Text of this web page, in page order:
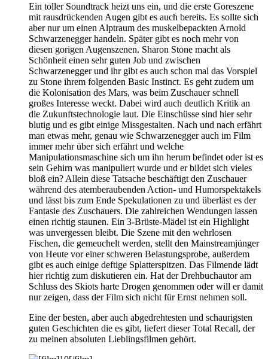
Ein toller Soundtrack heizt uns ein, und die erste Goreszene
mit rausdrückenden Augen gibt es auch bereits. Es sollte sich
aber nur um einen Alptraum des muskelbepackten Arnold
Schwarzenegger handeln. Später gibt es noch mehr von
diesen gorigen Augenszenen. Sharon Stone macht als
Schönheit einen sehr guten Job und zwischen
Schwarzenegger und ihr gibt es auch schon mal das Vorspiel
zu Stone ihrem folgenden Basic Instinct. Es geht zudem um
die Kolonisation des Mars, was beim Zuschauer schnell
großes Interesse weckt. Dabei wird auch deutlich Kritik an
die Zukunftstechnologie laut. Die Einschüsse sind hier sehr
blutig und es gibt einige Missgestalten. Nach und nach erfährt
man etwas mehr, genau wie Schwarzenegger auch im Film
immer mehr über sich erfährt und welche
Manipulationsmaschine sich um ihn herum befindet oder ist es
sein Gehirn was manipuliert wurde und er bildet sich vieles
bloß ein? Allein diese Tatsache beschäftigt den Zuschauer
während des atemberaubenden Action- und Humorspektakels
und lässt bis zum Ende Spekulationen zu und überläst es der
Fantasie des Zuschauers. Die zahlreichen Wendungen lassen
einen richtig staunen. Ein 3-Brüste-Mädel ist ein Highlight
was unvergessen bleibt. Die Szene mit den wehrlosen
Fischen, die gemeuchelt werden, stellt den Mainstreamjünger
von Heute vor einer schweren Belastungsprobe, außerdem
gibt es auch einige deftige Splatterspitzen. Das Filmende lädt
hier richtig zum diskutieren ein. Hat der Drehbuchautor am
Schluss des Skiots harte Drogen genommen oder will er damit
nur zeigen, dass der Film sich nicht für Ernst nehmen soll.
Eine der besten, aber auch abgedrehtesten und schaurigsten
guten Geschichten die es gibt, liefert dieser Total Recall, der
zu meinen absoluten Lieblingsfilmen gehört.